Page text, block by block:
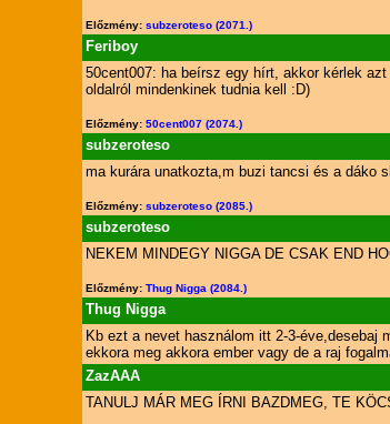
Előzmény: subzeroteso (2071.)
Feriboy
50cent007: ha beírsz egy hírt, akkor kérlek
oldalról mindenkinek tudnia kell :D)
Előzmény: 50cent007 (2074.)
subzeroteso
ma kurára unatkozta,m buzi tancsi és a dáko
Előzmény: subzeroteso (2085.)
subzeroteso
NEKEM MINDEGY NIGGA DE CSAK END
Előzmény: Thug Nigga (2084.)
Thug Nigga
Kb ezt a nevet használom itt 2-3-éve,desebaj
ekkora meg akkora ember vagy de a raj
ZazAAA
TANULJ MÁR MEG ÍRNI BAZDMEG, TE